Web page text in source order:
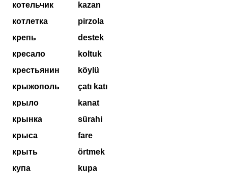
котельчик
котлетка
крепь
кресало
крестьянин
крыжополь
крыло
крынка
крыса
крыть
купа
kazan
pirzola
destek
koltuk
köylü
çatı katı
kanat
sürahi
fare
örtmek
kupa